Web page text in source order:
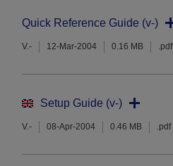
Quick Reference Guide (v-)
V.- 12-Mar-2004 0.16 MB .pdf
Setup Guide (v-)
V.- 08-Apr-2004 0.46 MB .pdf